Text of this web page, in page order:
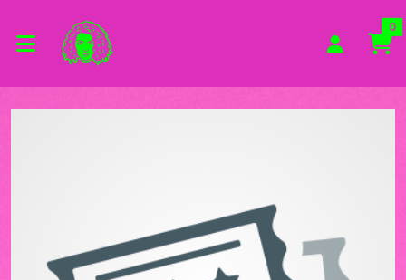
0
Startseite
Veranstaltungsorte
Admiralspalast Berlin Vorderhaus